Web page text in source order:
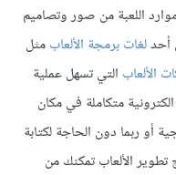
اللعبة من صور وتصاميم
لغات برمجة الألعابمثل
الألعاب التي تسهل عملية
متكاملة في مكان
أو ربما دون الحاجة لكتابة
الألعاب تمكنك من